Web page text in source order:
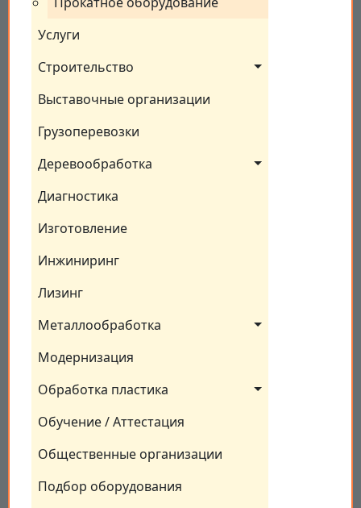
Услуги
Строительство
Выставочные организации
Грузоперевозки
Деревообработка
Диагностика
Изготовление
Инжиниринг
Лизинг
Металлообработка
Модернизация
Обработка пластика
Обучение / Аттестация
Общественные организации
Подбор оборудования